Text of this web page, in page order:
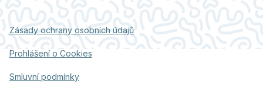
Zásady ochrany osobních údajů
Prohlášení o Cookies
Smluvní podmínky